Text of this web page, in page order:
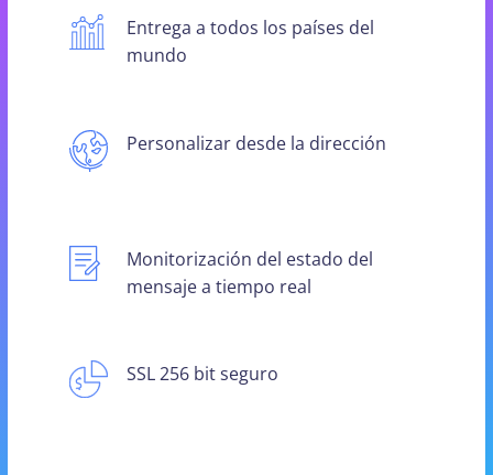
Entrega a todos los países del
mundo
Personalizar desde la dirección
Monitorización del estado del
mensaje a tiempo real
SSL 256 bit seguro